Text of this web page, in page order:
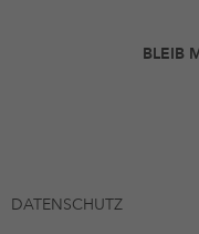
BLEIB
DATENSCHUTZ